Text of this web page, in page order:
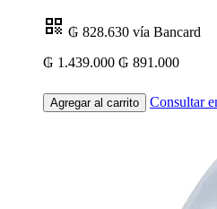
₲ 828.630 vía Bancard
₲ 1.439.000 ₲ 891.000
Agregar al carrito Consultar